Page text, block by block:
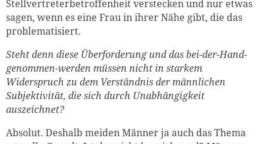
Stellvertreterbetroffenheit verstecken und nur etwas
sagen, wenn es eine Frau in ihrer Nähe gibt, die das
problematisiert.
Steht denn diese Überforderung und das bei-der-Hand-
genommen-werden müssen nicht in starkem
Widerspruch zu dem Verständnis der männlichen
Subjektivität, die sich durch Unabhängigkeit
auszeichnet?
Absolut. Deshalb meiden Männer ja auch das Thema